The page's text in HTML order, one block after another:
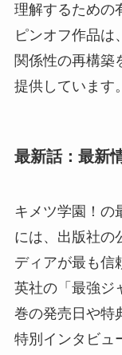
理解するための
ピンオフ作品は
関係性の再構築
提供しています。
最新話：最新
キメツ学園！の
には、出版社の
ディアが最も信
英社の「最強ジ
巻の発売日や特
特別インタビュ